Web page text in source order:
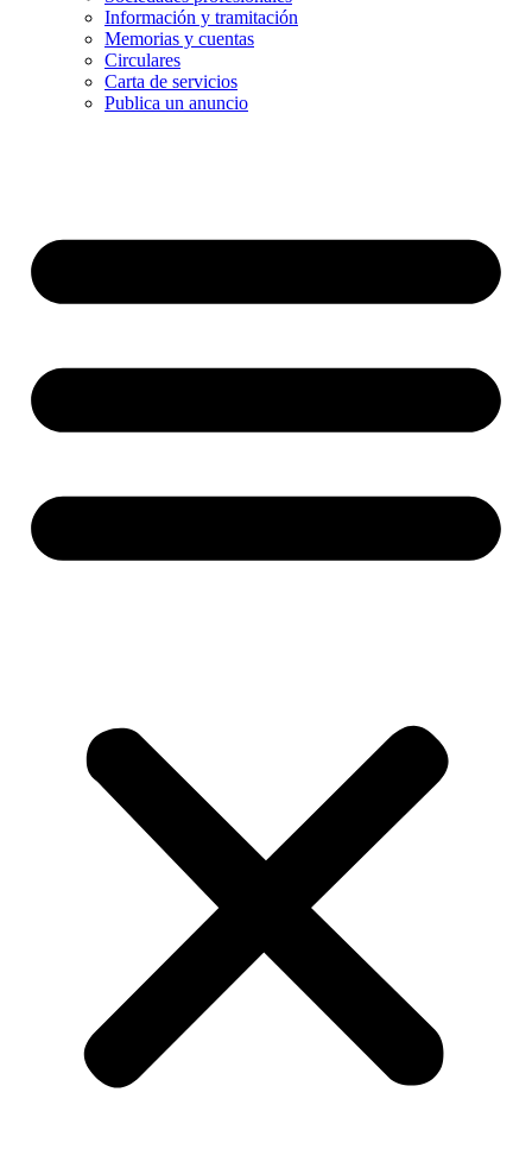
Información y tramitación
Memorias y cuentas
Circulares
Carta de servicios
Publica un anuncio